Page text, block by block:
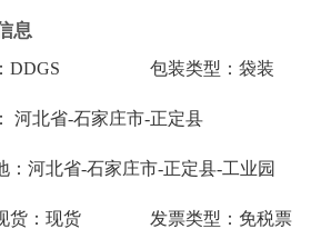
息
DDGS 包装类型：袋装
河北省-石家庄市-正定县
：河北省-石家庄市-正定县-工业园
货：现货 发票类型：免税票